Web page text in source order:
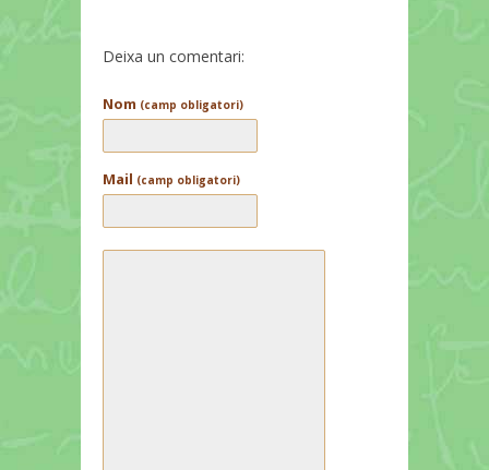
Deixa un comentari:
Nom (camp obligatori)
Mail (camp obligatori)